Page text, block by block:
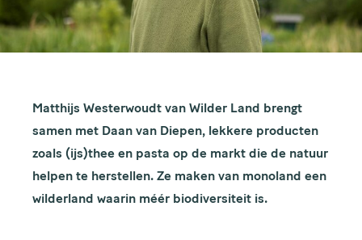
Matthijs Westerwoudt van Wilder Land brengt
samen met Daan van Diepen, lekkere producten
zoals (ijs)thee en pasta op de markt die de natuur
helpen te herstellen. Ze maken van monoland een
wilderland waarin méér biodiversiteit is.